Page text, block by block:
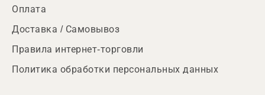
Оплата
Доставка / Самовывоз
Правила интернет-торговли
Политика обработки персональных данных